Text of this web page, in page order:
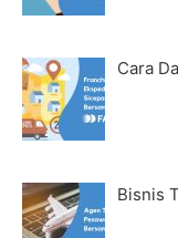
Cara
Bisnis